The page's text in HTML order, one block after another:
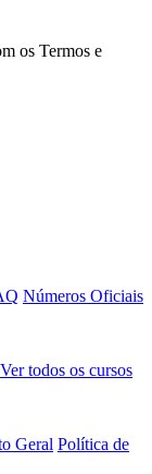
os Termos e
Números Oficiais
Ver todos os cursos
Geral Política de